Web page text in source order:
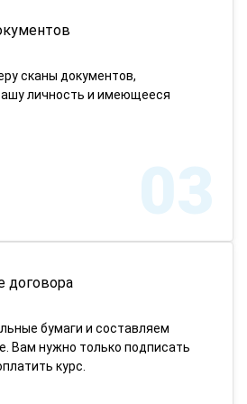
сканы документов,
личность и имеющееся
03
договора
бумаги и составляем
Вам нужно только подписать
курс.